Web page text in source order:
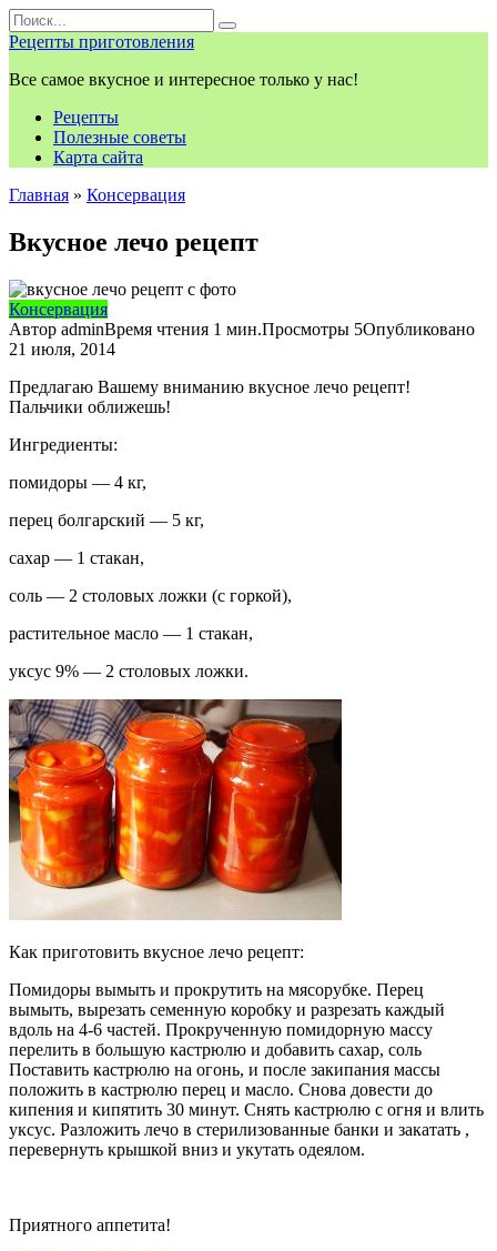
Перейти
к
контенту
Search
for:
Рецепты приготовления
Все самое вкусное и интересное только у нас!
Рецепты
Полезные советы
Карта сайта
Главная » Консервация
Вкусное лечо рецепт
Консервация
Автор adminВремя чтения 1 мин.Просмотры 5Опубликовано
21 июля, 2014
Предлагаю Вашему вниманию вкусное лечо рецепт!
Пальчики оближешь!
Ингредиенты:
помидоры — 4 кг,
перец болгарский — 5 кг,
сахар — 1 стакан,
соль — 2 столовых ложки (с горкой),
растительное масло — 1 стакан,
уксус 9% — 2 столовых ложки.
Как приготовить вкусное лечо рецепт:
Помидоры вымыть и прокрутить на мясорубке. Перец
вымыть, вырезать семенную коробку и разрезать каждый
вдоль на 4-6 частей. Прокрученную помидорную массу
перелить в большую кастрюлю и добавить сахар, соль
Поставить кастрюлю на огонь, и после закипания массы
положить в кастрюлю перец и масло. Снова довести до
кипения и кипятить 30 минут. Снять кастрюлю с огня и влить
уксус. Разложить лечо в стерилизованные банки и закатать ,
перевернуть крышкой вниз и укутать одеялом.
Приятного аппетита!